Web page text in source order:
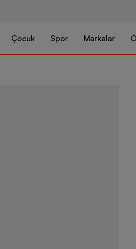
Çocuk Spor Markalar
Nike W